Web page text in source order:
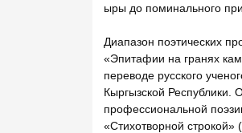
ыры до поминального
Диапазон поэтических
«Эпитафии на гранях
переводе русского
Кыргызской Республики.
профессиональной
«Стихотворной строкой»